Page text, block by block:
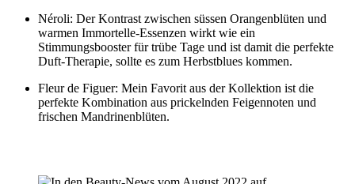
Néroli: Der Kontrast zwischen süssen Orangenblüten und
warmen Immortelle-Essenzen wirkt wie ein
Stimmungsbooster für trübe Tage und ist damit die perfekte
Duft-Therapie, sollte es zum Herbstblues kommen.
Fleur de Figuer: Mein Favorit aus der Kollektion ist die
perfekte Kombination aus prickelnden Feigennoten und
frischen Mandrinenblüten.